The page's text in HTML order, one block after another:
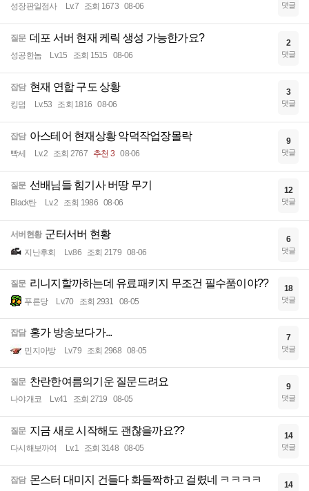
성장판일점사 Lv.7 조회 1673 08-06 댓글
질문 데포 서버 현재 케릭 생성 가능한가요?
성공한놈 Lv.15 조회 1515 08-06
2
댓글
잡담 현재 연합 구도 상황
킹덤 Lv.53 조회 1816 08-06
3
댓글
잡담 아스테어 현재상황 악덕작업장몰락
빡세 Lv.2 조회 2767 추천 3 08-06
9
댓글
질문 선배님들 힘기사 버땅 무기
Black탄 Lv.2 조회 1986 08-06
12
댓글
서버현황 군터서버 현황
지난후회 Lv.86 조회 2179 08-06
6
댓글
질문 리니지할까하는데 유료패키지 무조건 필수품이야??
푸른당 Lv.70 조회 2931 08-05
18
댓글
잡담 홍가 방송보다가...
민지아방 Lv.79 조회 2968 08-05
7
댓글
질문 찬란한여름의기운 질문드려요
나야개코 Lv.41 조회 2719 08-05
9
댓글
질문 지금 새로 시작해도 괜찮을까요??
다시해보까여 Lv.1 조회 3148 08-05
14
댓글
잡담 몬스터 대미지 건들다 화들짝하고 걸렸네 ㅋㅋㅋㅋ 14